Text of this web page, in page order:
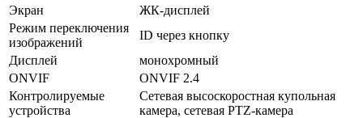
Экран
ЖК-дисплей
Режим переключения
изображений
ID через кнопку
Дисплей
монохромный
ONVIF
ONVIF 2.4
Контролируемые
устройства
Сетевая высоскоростная купольная
камера, сетевая PTZ-камера